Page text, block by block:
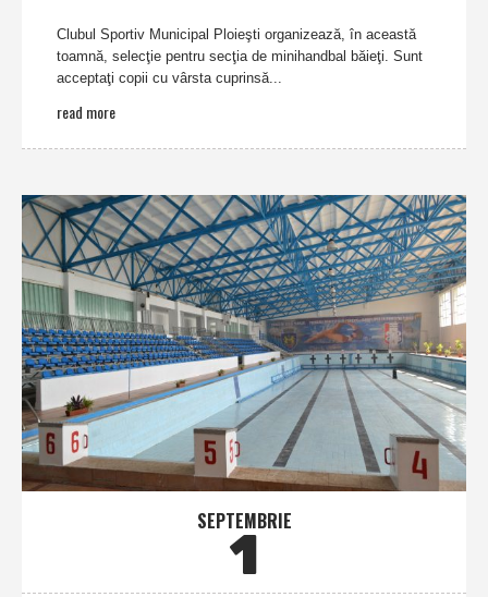
Clubul Sportiv Municipal Ploieşti organizează, în această
toamnă, selecţie pentru secţia de minihandbal băieţi. Sunt
acceptaţi copii cu vârsta cuprinsă...
read more
SEPTEMBRIE
1